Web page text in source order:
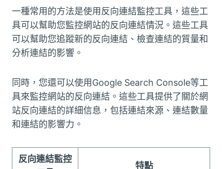
一種常用的方法是使用反向連結監控工具，這些工
具可以幫助您監控網站的反向連結情況。這些工具
可以幫助您追蹤新的反向連結、檢查連結的質量和
分析連結的影響。
同時，您還可以使用Google Search Console等工
具來監控網站的反向連結。這些工具提供了關於網
站反向連結的詳細信息，包括連結來源、連結數量
和連結的影響力。
反向連結監控
特點